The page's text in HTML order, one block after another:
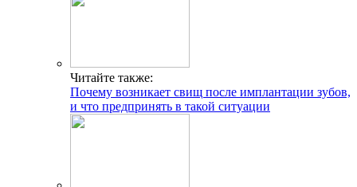
Читайте также:
Почему возникает свищ после имплантации зубов,
и что предпринять в такой ситуации